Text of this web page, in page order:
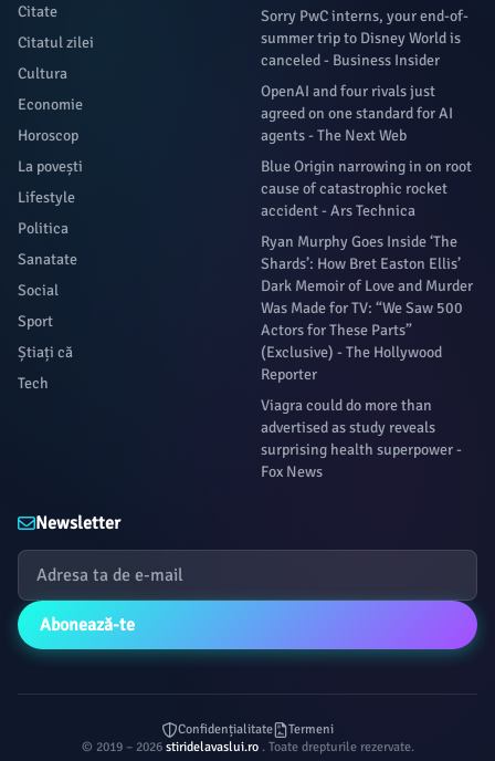
Citate
Citatul zilei
Cultura
Economie
Horoscop
La povești
Lifestyle
Politica
Sanatate
Social
Sport
Știați că
Tech
Sorry PwC interns, your end-of-
summer trip to Disney World is
canceled - Business Insider
OpenAI and four rivals just
agreed on one standard for AI
agents - The Next Web
Blue Origin narrowing in on root
cause of catastrophic rocket
accident - Ars Technica
Ryan Murphy Goes Inside ‘The
Shards’: How Bret Easton Ellis’
Dark Memoir of Love and Murder
Was Made for TV: “We Saw 500
Actors for These Parts”
(Exclusive) - The Hollywood
Reporter
Viagra could do more than
advertised as study reveals
surprising health superpower -
Fox News
Newsletter
Abonează-te
Confidențialitate
Termeni
© 2019 – 2026 stiridelavaslui.ro . Toate drepturile rezervate.